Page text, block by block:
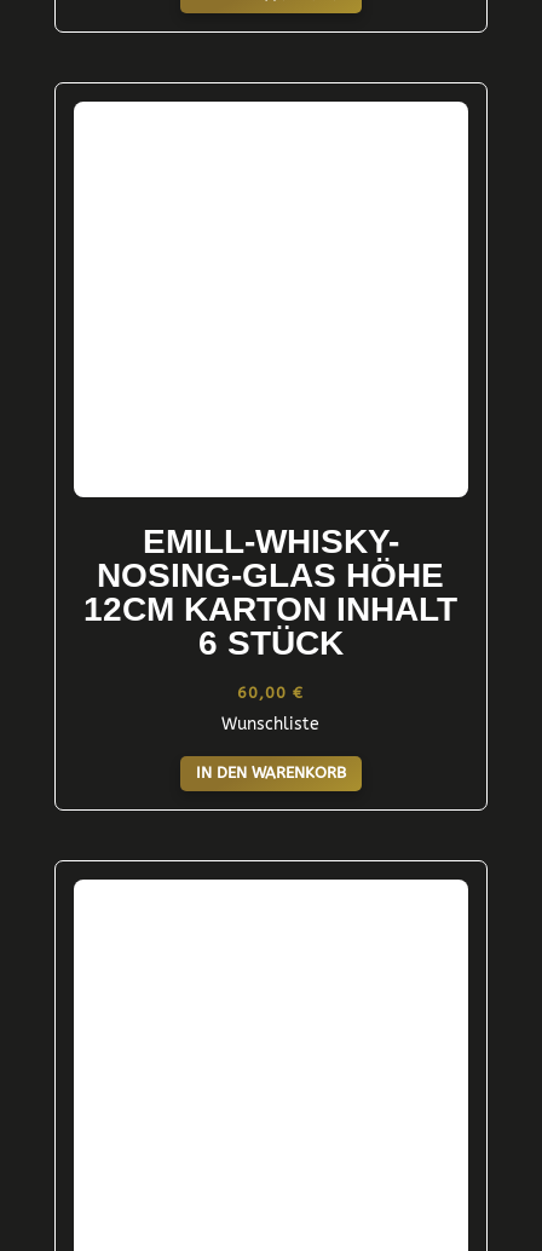
EMILL-WHISKY-
NOSING-GLAS HÖHE
12CM KARTON INHALT
6 STÜCK
60,00€
Wunschliste
IN DEN WARENKORB